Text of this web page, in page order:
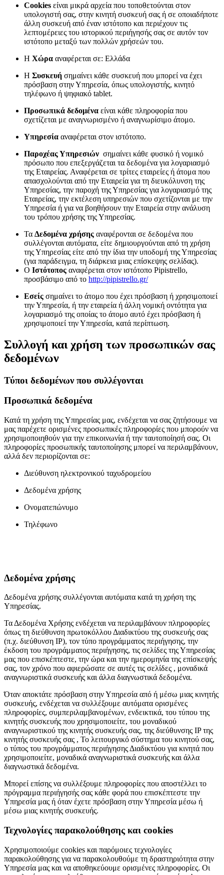
Cookies είναι μικρά αρχεία που τοποθετούνται στον
υπολογιστή σας, στην κινητή συσκευή σας ή σε οποιαδήποτε
άλλη συσκευή από έναν ιστότοπο και περιέχουν τις
λεπτομέρειες του ιστορικού περιήγησής σας σε αυτόν τον
ιστότοπο μεταξύ των πολλών χρήσεών του.
H Χώρα αναφέρεται σε: Ελλάδα
H Συσκευή σημαίνει κάθε συσκευή που μπορεί να έχει
πρόσβαση στην Υπηρεσία, όπως υπολογιστής, κινητό
τηλέφωνο ή ψηφιακό tablet.
Προσωπικά δεδομένα είναι κάθε πληροφορία που
σχετίζεται με αναγνωρισμένο ή αναγνωρίσιμο άτομο.
Υπηρεσία αναφέρεται στον ιστότοπο.
Παροχέας Υπηρεσιών σημαίνει κάθε φυσικό ή νομικό
πρόσωπο που επεξεργάζεται τα δεδομένα για λογαριασμό
της Εταιρείας. Αναφέρεται σε τρίτες εταιρείες ή άτομα που
απασχολούνται από την Εταιρεία για τη διευκόλυνση της
Υπηρεσίας, την παροχή της Υπηρεσίας για λογαριασμό της
Εταιρείας, την εκτέλεση υπηρεσιών που σχετίζονται με την
Υπηρεσία ή για να βοηθήσουν την Εταιρεία στην ανάλυση
του τρόπου χρήσης της Υπηρεσίας.
Τα Δεδομένα χρήσης αναφέρονται σε δεδομένα που
συλλέγονται αυτόματα, είτε δημιουργούνται από τη χρήση
της Υπηρεσίας είτε από την ίδια την υποδομή της Υπηρεσίας
(για παράδειγμα, τη διάρκεια μιας επίσκεψης σελίδας).
Ο Ιστότοπος αναφέρεται στον ιστότοπο Pipistrello,
προσβάσιμο από το http://pipistrello.gr/
Εσείς σημαίνει το άτομο που έχει πρόσβαση ή χρησιμοποιεί
την Υπηρεσία, ή την εταιρεία ή άλλη νομική οντότητα για
λογαριασμό της οποίας το άτομο αυτό έχει πρόσβαση ή
χρησιμοποιεί την Υπηρεσία, κατά περίπτωση.
Συλλογή και χρήση των προσωπικών σας
δεδομένων
Τύποι δεδομένων που συλλέγονται
Προσωπικά δεδομένα
Κατά τη χρήση της Υπηρεσίας μας, ενδέχεται να σας ζητήσουμε να
μας παρέχετε ορισμένες προσωπικές πληροφορίες που μπορούν να
χρησιμοποιηθούν για την επικοινωνία ή την ταυτοποίησή σας. Οι
πληροφορίες προσωπικής ταυτοποίησης μπορεί να περιλαμβάνουν,
αλλά δεν περιορίζονται σε:
Διεύθυνση ηλεκτρονικού ταχυδρομείου
Δεδομένα χρήσης
Ονοματεπώνυμο
Τηλέφωνο
Δεδομένα χρήσης
Δεδομένα χρήσης συλλέγονται αυτόματα κατά τη χρήση της
Υπηρεσίας.
Τα Δεδομένα Χρήσης ενδέχεται να περιλαμβάνουν πληροφορίες
όπως τη διεύθυνση πρωτοκόλλου Διαδικτύου της συσκευής σας
(π.χ. διεύθυνση IP), τον τύπο προγράμματος περιήγησης, την
έκδοση του προγράμματος περιήγησης, τις σελίδες της Υπηρεσίας
μας που επισκέπτεστε, την ώρα και την ημερομηνία της επίσκεψής
σας, τον χρόνο που αφιερώσατε σε αυτές τις σελίδες , μοναδικά
αναγνωριστικά συσκευής και άλλα διαγνωστικά δεδομένα.
Όταν αποκτάτε πρόσβαση στην Υπηρεσία από ή μέσω μιας κινητής
συσκευής, ενδέχεται να συλλέξουμε αυτόματα ορισμένες
πληροφορίες, συμπεριλαμβανομένων, ενδεικτικά, του τύπου της
κινητής συσκευής που χρησιμοποιείτε, του μοναδικού
αναγνωριστικού της κινητής συσκευής σας, της διεύθυνσης IP της
κινητής συσκευής σας , Το λειτουργικό σύστημα του κινητού σας,
ο τύπος του προγράμματος περιήγησης Διαδικτύου για κινητά που
χρησιμοποιείτε, μοναδικά αναγνωριστικά συσκευής και άλλα
διαγνωστικά δεδομένα.
Μπορεί επίσης να συλλέξουμε πληροφορίες που αποστέλλει το
πρόγραμμα περιήγησής σας κάθε φορά που επισκέπτεστε την
Υπηρεσία μας ή όταν έχετε πρόσβαση στην Υπηρεσία μέσω ή
μέσω μιας κινητής συσκευής.
Τεχνολογίες παρακολούθησης και cookies
Χρησιμοποιούμε cookies και παρόμοιες τεχνολογίες
παρακολούθησης για να παρακολουθούμε τη δραστηριότητα στην
Υπηρεσία μας και να αποθηκεύουμε ορισμένες πληροφορίες. Οι